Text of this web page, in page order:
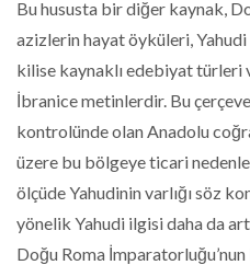
Bu hususta bir diğer kaynak,
azizlerin hayat öyküleri, Yahudi
kilise kaynaklı edebiyat türleri
İbranice metinlerdir. Bu
kontrolünde olan Anadolu
üzere bu bölgeye ticari
ölçüde Yahudinin varlığı söz
yönelik Yahudi ilgisi daha da
Doğu Roma İmparatorluğu’nun